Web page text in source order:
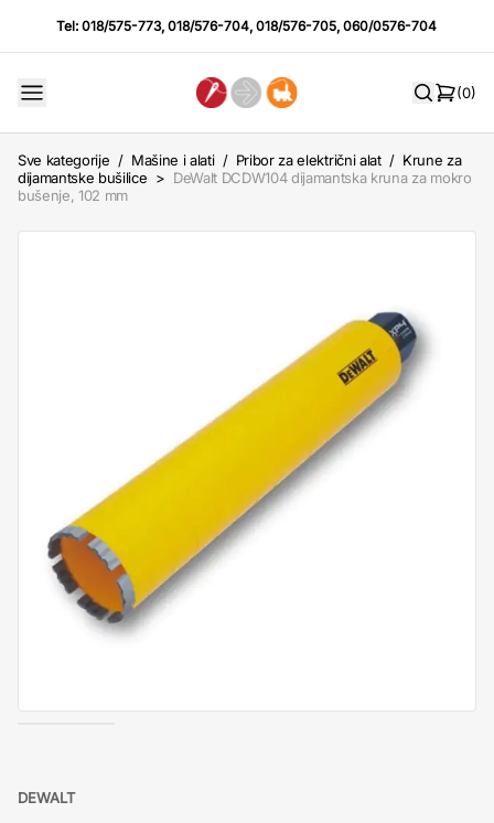
Tel:018/575-773,018/576-704,018/576-705,060/0576-704
(0)
Sve kategorije / Mašine i alati / Pribor za električni alat / Krune za
dijamantske bušilice > DeWalt DCDW104 dijamantska kruna za mokro
bušenje, 102 mm
DEWALT